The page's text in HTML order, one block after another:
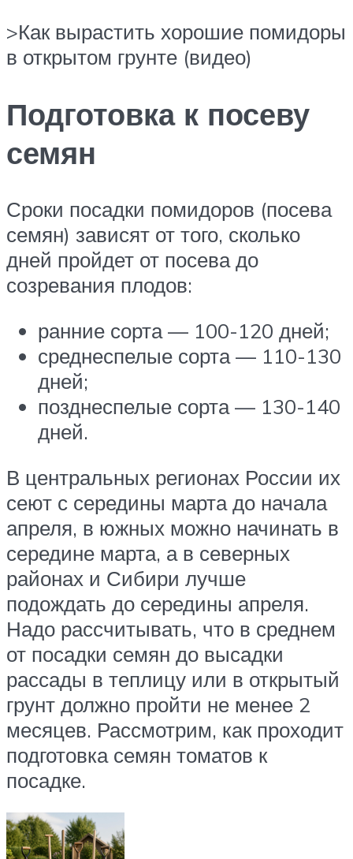
>Как вырастить хорошие помидоры
в открытом грунте (видео)
Подготовка к посеву
семян
Сроки посадки помидоров (посева
семян) зависят от того, сколько
дней пройдет от посева до
созревания плодов:
ранние сорта — 100-120 дней;
среднеспелые сорта — 110-130
дней;
позднеспелые сорта — 130-140
дней.
В центральных регионах России их
сеют с середины марта до начала
апреля, в южных можно начинать в
середине марта, а в северных
районах и Сибири лучше
подождать до середины апреля.
Надо рассчитывать, что в среднем
от посадки семян до высадки
рассады в теплицу или в открытый
грунт должно пройти не менее 2
месяцев. Рассмотрим, как проходит
подготовка семян томатов к
посадке.